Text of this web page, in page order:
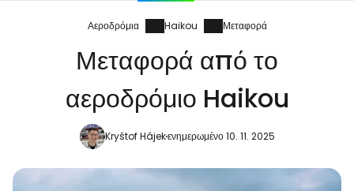
Αεροδρόμια Haikou Μεταφορά
Μεταφορά από το
αεροδρόμιο Haikou
Kryštof Hájekενημερωμένο 10. 11. 2025
... η παγκόσμια ταξιδιωτική κοινότητα
Συνεχίστε με την Google
Συνεχίστε με το Facebook